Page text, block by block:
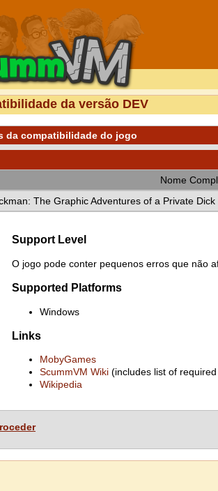
da versão DEV
da compatibilidade do jogo
Nome
The Graphic Adventures of a Private Dick
Support Level
O jogo pode conter pequenos erros que não
Supported Platforms
Windows
Links
MobyGames
ScummVM Wiki (includes list of
Wikipedia